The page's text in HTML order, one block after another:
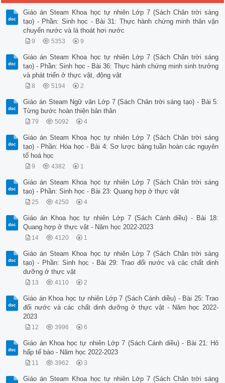
Giáo án Steam Khoa học tự nhiên Lớp 7 (Sách Chân trời sáng
tạo) - Phần: Sinh học - Bài 31: Thực hành chứng minh thân vận
chuyển nước và lá thoát hơi nước
9 5353 9
Giáo án Steam Khoa học tự nhiên Lớp 7 (Sách Chân trời sáng
tạo) - Phần: Sinh học - Bài 36: Thực hành chứng minh sinh trưởng
và phát triển ở thực vật, động vật
8 5194 2
Giáo án Steam Ngữ văn Lớp 7 (Sách Chân trời sáng tạo) - Bài 5:
Từng bước hoàn thiện bản thân
79 5092 4
Giáo án Steam Khoa học tự nhiên Lớp 7 (Sách Chân trời sáng
tạo) - Phần: Hóa học - Bài 4: Sơ lược bảng tuần hoàn các nguyên
tố hoá học
9 4382 1
Giáo án Steam Khoa học tự nhiên Lớp 7 (Sách Chân trời sáng
tạo) - Phần: Sinh học - Bài 23: Quang hợp ở thực vật
25 4250 4
Giáo án Khoa học tự nhiên Lớp 7 (Sách Cánh diều) - Bài 18:
Quang hợp ở thực vật - Năm học 2022-2023
14 4120 1
Giáo án Steam Khoa học tự nhiên Lớp 7 (Sách Chân trời sáng
tạo) - Phần: Sinh học - Bài 29: Trao đổi nước và các chất dinh
dưỡng ở thực vật
13 4110 2
Giáo án Khoa học tự nhiên Lớp 7 (Sách Cánh diều) - Bài 25: Trao
đổi nước và các chất dinh dưỡng ở thực vật - Năm học 2022-
2023
12 3996 6
Giáo án Khoa học tự nhiên Lớp 7 (Sách Cánh diều) - Bài 21: Hô
hấp tế bào - Năm học 2022-2023
11 3962 3
Giáo án Steam Khoa học tự nhiên Lớp 7 (Sách Chân trời sáng